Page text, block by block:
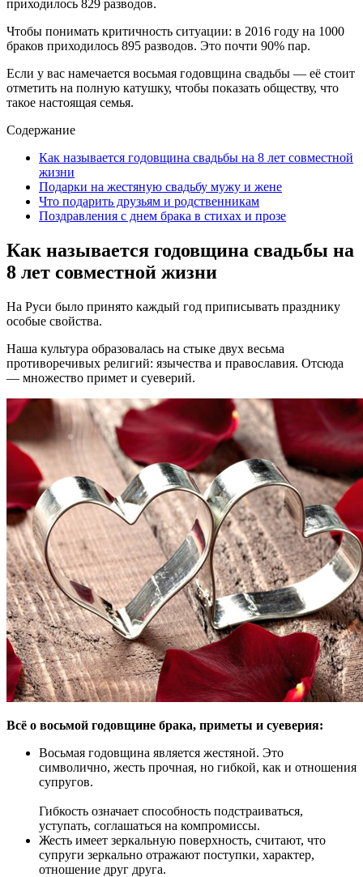
приходилось 829 разводов.
Чтобы понимать критичность ситуации: в 2016 году на 1000
браков приходилось 895 разводов. Это почти 90% пар.
Если у вас намечается восьмая годовщина свадьбы — её стоит
отметить на полную катушку, чтобы показать обществу, что
такое настоящая семья.
Содержание
Как называется годовщина свадьбы на 8 лет совместной
жизни
Подарки на жестяную свадьбу мужу и жене
Что подарить друзьям и родственникам
Поздравления с днем брака в стихах и прозе
Как называется годовщина свадьбы на
8 лет совместной жизни
На Руси было принято каждый год приписывать празднику
особые свойства.
Наша культура образовалась на стыке двух весьма
противоречивых религий: язычества и православия. Отсюда
— множество примет и суеверий.
Всё о восьмой годовщине брака, приметы и суеверия:
Восьмая годовщина является жестяной. Это
символично, жесть прочная, но гибкой, как и отношения
супругов.
Гибкость означает способность подстраиваться,
уступать, соглашаться на компромиссы.
Жесть имеет зеркальную поверхность, считают, что
супруги зеркально отражают поступки, характер,
отношение друг друга.